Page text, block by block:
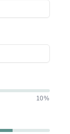
10%